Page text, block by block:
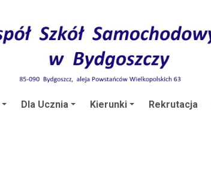
Dla Ucznia Kierunki Rekrutacja